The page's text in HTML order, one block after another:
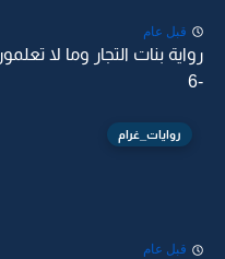
قبل عام
رواية بنات التجار وما لا
-6
روايات_غرام
قبل عام